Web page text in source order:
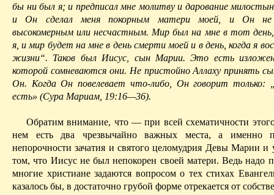
бы ни был я; и предписал мне молитву и дарование
и Он сделал меня покорным матери моей, и Он не
высокомерным или несчастным. Мир был на мне в тот день,
я, и мир будет на мне в день смерти моей и в день, когда я
жизни“. Таков был Иисус, сын Марии. Это есть
которой сомневаются они. Не пристойно Аллаху принять
Он. Когда Он повелевает что-либо, Он говорит только:
есть» (Сура Мариам , 19:16—36).
Обратим внимание, что — при всей схематичности
нем есть два чрезвычайно важных места, а именно
непорочности зачатия и святого целомудрия Девы Марии и
том, что Иисус не был непокорен своей матери. Ведь надо
многие христиане задаются вопросом о тех стихах
казалось бы, в достаточно грубой форме отрекается от